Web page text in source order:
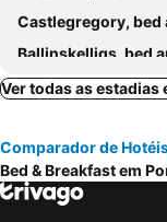
Castlegregory, bed and
Ballinskelligs, bed and
Ballydavid, bed and
Sneem, bed and
Lauragh, bed and
Allihies, bed and
Ver todas as estadias
Comparador de
Bed & Breakfast em